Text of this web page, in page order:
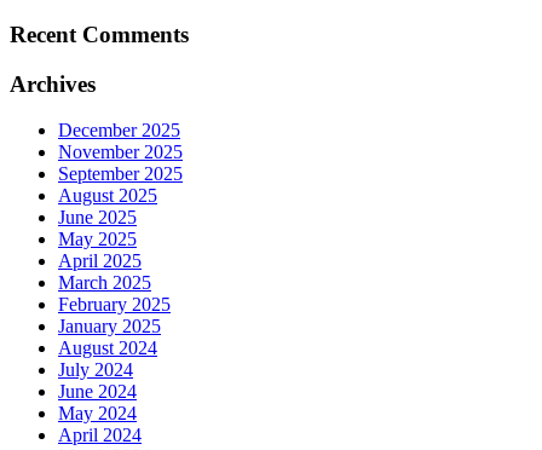
Recent Comments
Archives
December 2025
November 2025
September 2025
August 2025
June 2025
May 2025
April 2025
March 2025
February 2025
January 2025
August 2024
July 2024
June 2024
May 2024
April 2024